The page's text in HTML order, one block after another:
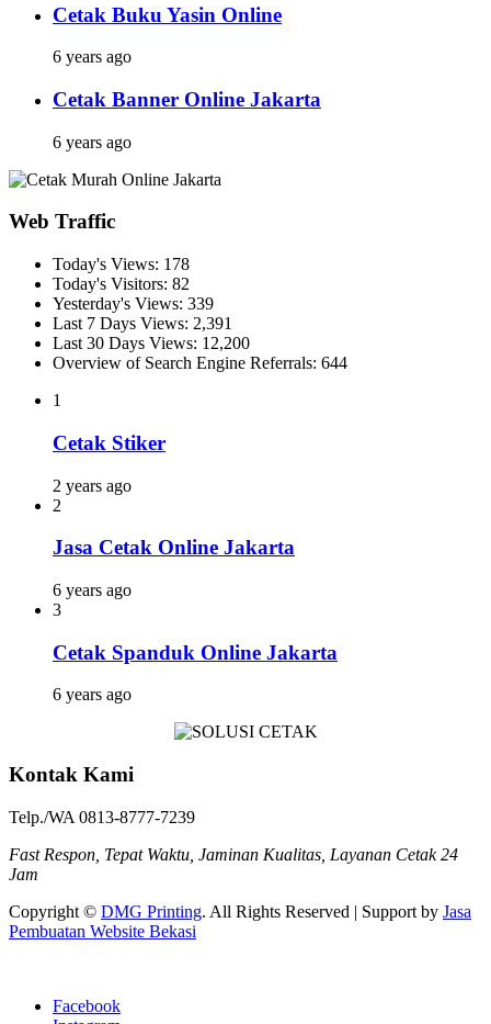
Cetak Buku Yasin Online
6 years ago
Cetak Banner Online Jakarta
6 years ago
Web Traffic
Today's Views: 178
Today's Visitors: 82
Yesterday's Views: 339
Last 7 Days Views: 2,391
Last 30 Days Views: 12,200
Overview of Search Engine Referrals: 644
1
Cetak Stiker
2 years ago
2
Jasa Cetak Online Jakarta
6 years ago
3
Cetak Spanduk Online Jakarta
6 years ago
Kontak Kami
Telp./WA 0813-8777-7239
Fast Respon, Tepat Waktu, Jaminan Kualitas, Layanan Cetak 24
Jam
Copyright © DMG Printing. All Rights Reserved | Support by Jasa
Pembuatan Website Bekasi
Facebook